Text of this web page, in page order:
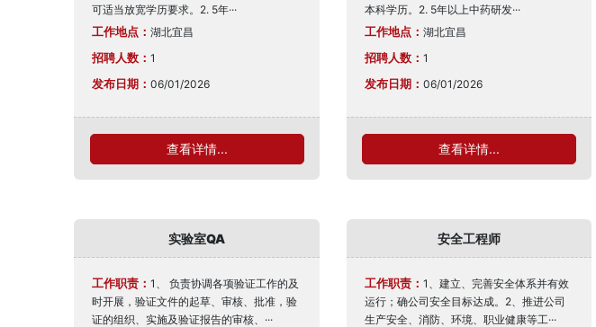
可适当放宽学历要求。2. 5年···
工作地点： 湖北宜昌
招聘人数： 1
发布日期： 06/01/2026
查看详情...
本科学历。2. 5年以上中药研发···
工作地点： 湖北宜昌
招聘人数： 1
发布日期： 06/01/2026
查看详情...
实验室QA
工作职责： 1、 负责协调各项验证工作的及
时开展，验证文件的起草、审核、批准，验
证的组织、实施及验证报告的审核、···
安全工程师
工作职责： 1、建立、完善安全体系并有效
运行；确公司安全目标达成。2、推进公司
生产安全、消防、环境、职业健康等工···